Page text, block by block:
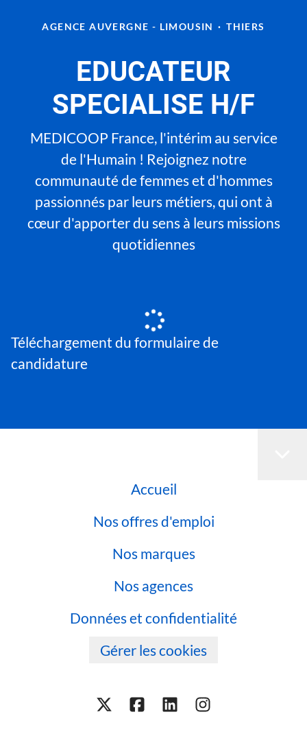
AGENCE AUVERGNE - LIMOUSIN · THIERS
EDUCATEUR
SPECIALISE H/F
MEDICOOP France, l'intérim au service
de l'Humain ! Rejoignez notre
communauté de femmes et d'hommes
passionnés par leurs métiers, qui ont à
cœur d'apporter du sens à leurs missions
quotidiennes
Téléchargement du formulaire de
candidature
Accueil
Nos offres d'emploi
Nos marques
Nos agences
Données et confidentialité
Gérer les cookies